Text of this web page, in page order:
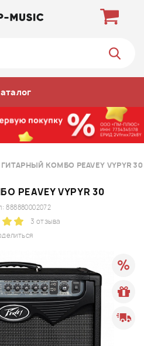
ГИТАРНЫЙ КОМБО PEAVEY VYPYR 30
PEAVEY VYPYR 30
888880002072
3 отзыва